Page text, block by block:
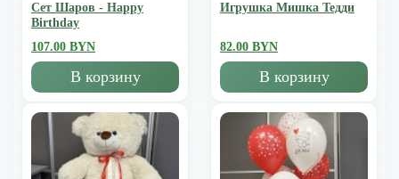
Сет Шаров - Happy
Birthday
107.00 BYN
В корзину
Игрушка Мишка Тедди
82.00 BYN
В корзину